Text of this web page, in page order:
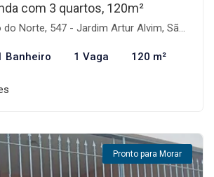
com 3 quartos, 120m²
Norte, 547 - Jardim Artur Alvim, São Paulo-SP
Banheiro 1 Vaga 120 m²
Pronto para Morar